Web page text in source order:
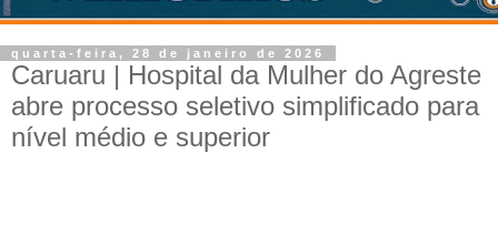
quarta-feira, 28 de janeiro de 2026
Caruaru | Hospital da Mulher do Agreste
abre processo seletivo simplificado para
nível médio e superior